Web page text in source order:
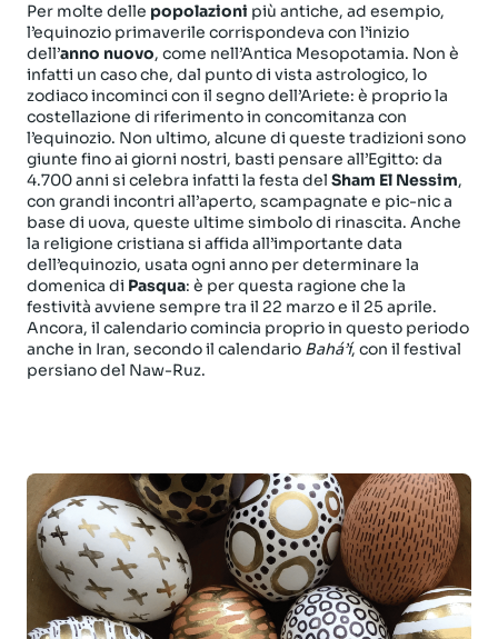
Per molte delle popolazioni più antiche, ad esempio,
l’equinozio primaverile corrispondeva con l’inizio
dell’anno nuovo, come nell’Antica Mesopotamia. Non è
infatti un caso che, dal punto di vista astrologico, lo
zodiaco incominci con il segno dell’Ariete: è proprio la
costellazione di riferimento in concomitanza con
l’equinozio. Non ultimo, alcune di queste tradizioni sono
giunte fino ai giorni nostri, basti pensare all’Egitto: da
4.700 anni si celebra infatti la festa del Sham El Nessim,
con grandi incontri all’aperto, scampagnate e pic-nic a
base di uova, queste ultime simbolo di rinascita. Anche
la religione cristiana si affida all’importante data
dell’equinozio, usata ogni anno per determinare la
domenica di Pasqua: è per questa ragione che la
festività avviene sempre tra il 22 marzo e il 25 aprile.
Ancora, il calendario comincia proprio in questo periodo
anche in Iran, secondo il calendario Bahá’í, con il festival
persiano del Naw-Ruz.